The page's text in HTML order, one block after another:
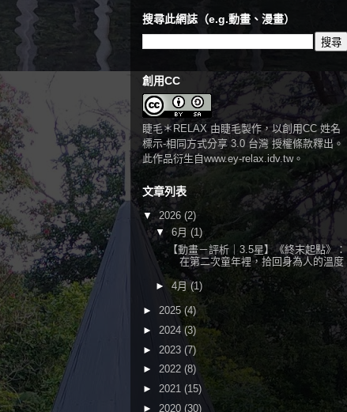
搜尋此網誌（e.g.動畫、漫畫）
創用CC
睫毛＊RELAX 由睫毛製作，以創用CC 姓名
標示-相同方式分享 3.0 台灣 授權條款釋出。
此作品衍生自www.ey-relax.idv.tw。
文章列表
▼ 2026 (2)
▼ 6月 (1)
【動畫－評析｜3.5星】《終末起點》：
在第二次童年裡，拾回身為人的溫度
► 4月(1)
► 2025 (4)
► 2024 (3)
► 2023 (7)
► 2022 (8)
► 2021 (15)
► 2020 (30)